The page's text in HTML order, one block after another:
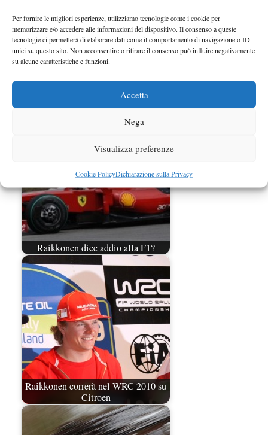
Per fornire le migliori esperienze, utilizziamo tecnologie come i cookie per
memorizzare e/o accedere alle informazioni del dispositivo. Il consenso a queste
tecnologie ci permetterà di elaborare dati come il comportamento di navigazione o ID
unici su questo sito. Non acconsentire o ritirare il consenso può influire negativamente
su alcune caratteristiche e funzioni.
Accetta
Nega
Visualizza preferenze
Cookie PolicyDichiarazione sulla Privacy
Kimi Raikkonen farà il suo debutto nel mondiale
Rally durante il prossimo Neste Oil Rally Finland…
Categorie
rally
←Precedente Pagina
1 Pagina
2
Raikkonen dice addio alla F1?
Raikkonen correrà nel WRC 2010 su
Citroen